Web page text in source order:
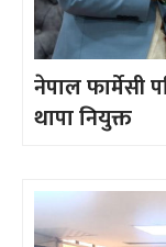
नेपाल फार्मेसी
थापा नियुक्त